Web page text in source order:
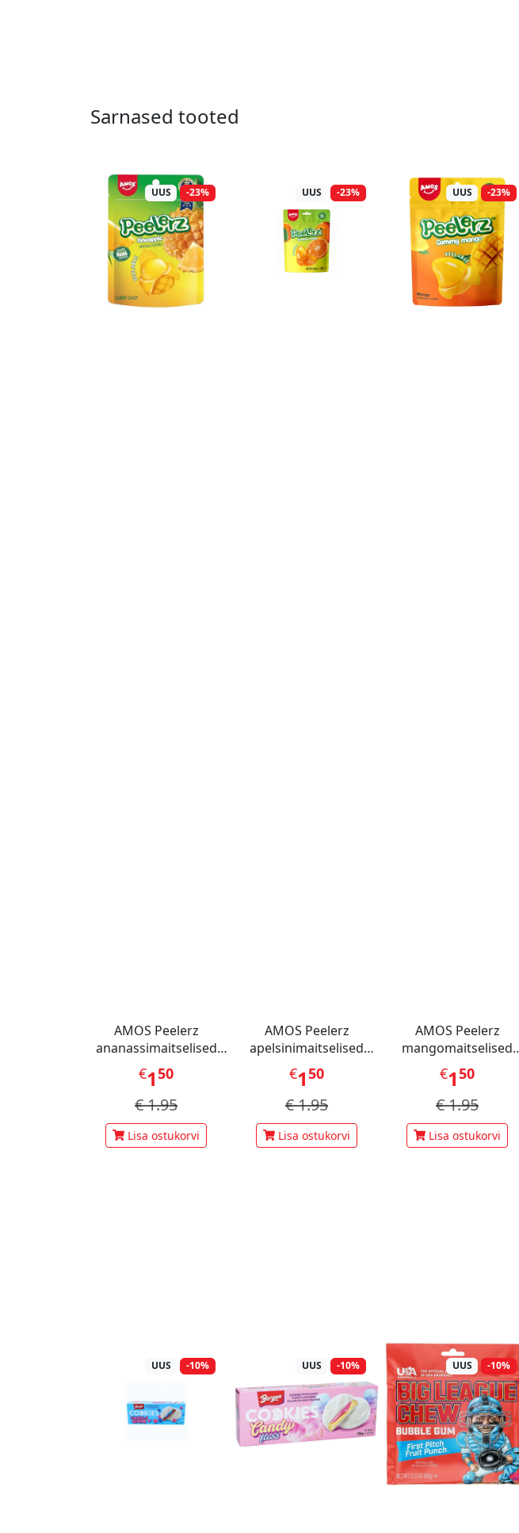
Sarnased tooted
UUS -23%
AMOS Peelerz
ananassimaitselised
kummikommid 65 g
€150
€1.95
Lisa ostukorvi
UUS -23%
AMOS Peelerz
apelsinimaitselised
kummikommid 65 g
€150
€1.95
Lisa ostukorvi
UUS -23%
AMOS Peelerz
mangomaitselised
kummikommid 65 g
€150
€1.95
Lisa ostukorvi
UUS -10% UUS -10% UUS -10%